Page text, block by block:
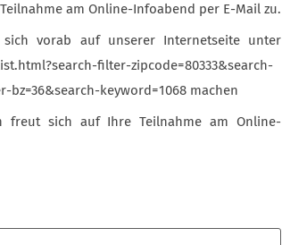
am Online-Infoabend per E-Mail zu.
vorab auf unserer Internetseite unter
filter-zipcode=80333&search-
keyword=1068 machen
freut sich auf Ihre Teilnahme am Online-